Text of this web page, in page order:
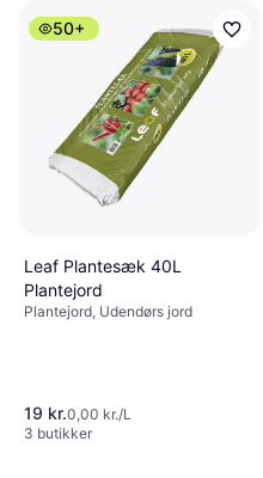
Danmuld Plantesæk 40 Liter
Plantejord
Plantejord, Udendørs jord
2 butikker
50+
Leaf Plantesæk 40L
Plantejord
Plantejord, Udendørs jord
19 kr.0,00 kr./L
3 butikker